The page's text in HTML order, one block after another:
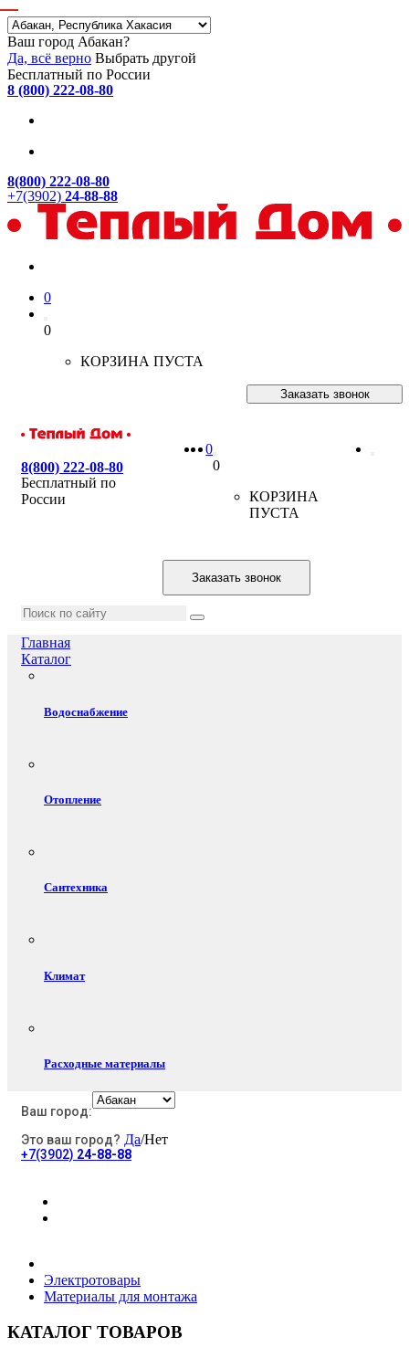
Ваш город Абакан?
Да, всё верно Выбрать другой
Бесплатный по России
8 (800) 222-08-80
8(800) 222-08-80
+7(3902) 24-88-88
0
0
КОРЗИНА ПУСТА
Заказать звонок
8(800) 222-08-80
Бесплатный по
России
0
0
КОРЗИНА
ПУСТА
Заказать звонок
Главная
Каталог
Водоснабжение
Отопление
Сантехника
Климат
Расходные материалы
Электротовары
Хозяйственные товары
Ваш город:
Это ваш город? Да/Нет
+7(3902) 24-88-88
Электротовары
Материалы для монтажа
КАТАЛОГ ТОВАРОВ